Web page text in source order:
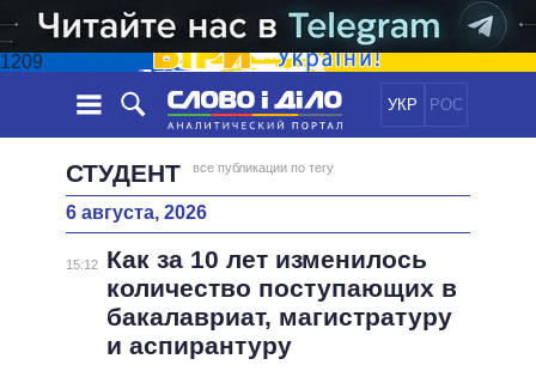
1209
УКР РОС
НОВОСТИ
ЛЕНТА
СОБЫТИЯ
СТАТЬИ
МНЕНИЯ
ЭКОНОМИКА
ОБЩЕСТВО
МИР
ПОЛИТИКИ
ВСЕ ПОЛИТИКИ
ПРЕЗИДЕНТ И ОФИС
ИНФОГРАФИКА
СТУДЕНТ все публикации по тегу
6 августа, 2026
15:12
Как за 10 лет изменилось
количество поступающих в
бакалавриат, магистратуру
и аспирантуру